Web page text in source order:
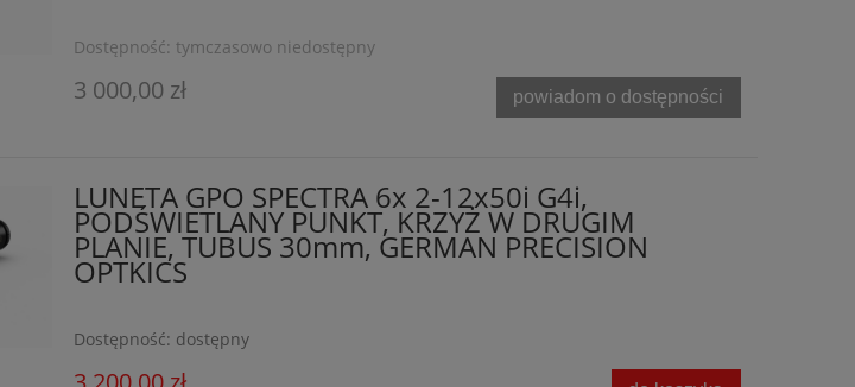
Dostępność: tymczasowo niedostępny
3 000,00 zł powiadom o dostępności
LUNETA GPO SPECTRA 6x 2-12x50i G4i,
PODŚWIETLANY PUNKT, KRZYŻ W DRUGIM
PLANIE, TUBUS 30mm, GERMAN PRECISION
OPTKICS
Dostępność: dostępny